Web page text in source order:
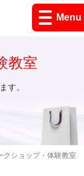
Menu
クショップ・体験教室
教室
す。